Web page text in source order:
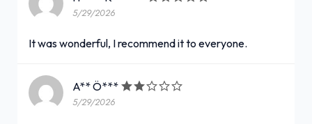
5/29/2026
It was wonderful, I recommend it to everyone.
A** Ö***
5/29/2026